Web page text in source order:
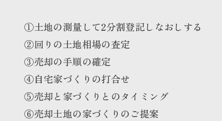
①土地の測量して2分割登記しなおしする
②回りの土地相場の査定
③売却の手順の確定
④自宅家づくりの打合せ
⑤売却と家づくりとのタイミング
⑥売却土地の家づくりのご提案